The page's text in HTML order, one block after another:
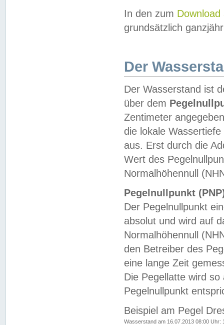
In den zum Download
grundsätzlich
Der
Der Wasserstand ist
über dem
Zentimeter
die lokale
aus. Erst durch die
Wert des
Normalhöhennull
Pegelnullpunkt
Der Pegelnullpunkt
absolut und wird auf
Normalhöhennull
den Betreiber des
eine lange Zeit
Die Pegellatte wird
Pegelnullpunkt
Beispiel am Pegel
Wasserstand am 16.07.2013 08:00 Uhr: